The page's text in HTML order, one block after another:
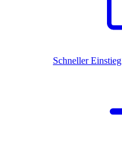
Schneller Einstieg